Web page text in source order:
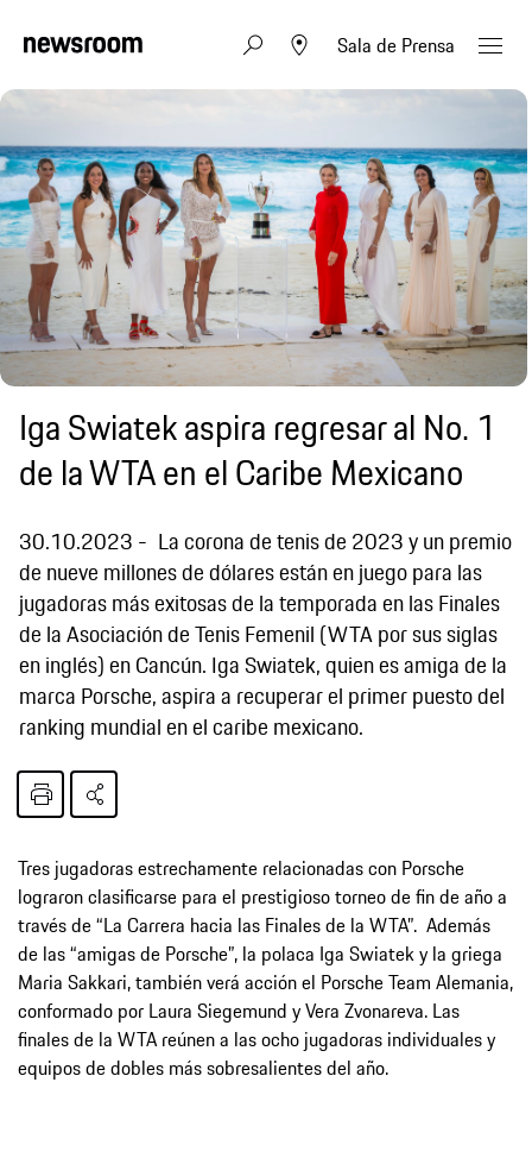
Sala de Prensa
Iga Swiatek aspira regresar al No. 1
de la WTA en el Caribe Mexicano
30.10.2023
La corona de tenis de 2023 y un premio
de nueve millones de dólares están en juego para las
jugadoras más exitosas de la temporada en las Finales
de la Asociación de Tenis Femenil (WTA por sus siglas
en inglés) en Cancún. Iga Swiatek, quien es amiga de la
marca Porsche, aspira a recuperar el primer puesto del
ranking mundial en el caribe mexicano.
Tres jugadoras estrechamente relacionadas con Porsche
lograron clasificarse para el prestigioso torneo de fin de año a
través de “La Carrera hacia las Finales de la WTA”. Además
de las “amigas de Porsche”, la polaca Iga Swiatek y la griega
Maria Sakkari, también verá acción el Porsche Team Alemania,
conformado por Laura Siegemund y Vera Zvonareva. Las
finales de la WTA reúnen a las ocho jugadoras individuales y
equipos de dobles más sobresalientes del año.